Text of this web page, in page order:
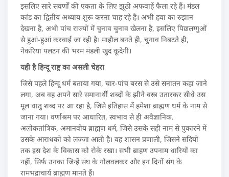
इसलिए सारे सवर्णों की एकता के लिए झूठी अफवाहें फैला रहे हैं। मंडल
कांड का द्वितीय अध्याय शुरू करना चाह रहे हैं। अभी हवा का रुझान
देखना है, अभी पांच राज्यों में चुनाव चुनाव खेलना है, इसलिए पिछलग्गुओं
से हुआं-हुआं करवाई जा रही है। माहौल बनते ही, चुनाव निबटते ही,
नेकरिया पलटन की भरम मंडली खुद कूदेगी।
यही है हिन्दू राष्ट्र का असली चेहरा
जिसे पहले हिन्दू धर्म बताया गया, चार-पांच बरस से उसे सनातन कहा जाने
लगा, अब वह अपने सारे समानार्थी शब्दों के झीने वस्त्र उतारकर सीधे उस
मूल धातु शब्द पर आ रहा है, जिसे इतिहास में हमेशा ब्राह्मण धर्म के नाम से
जाना गया। वर्णाश्रम पर आधारित, स्वभाव से ही अवैज्ञानिक.
अलोकतांत्रिक, अमानवीय ब्राह्मण धर्म, जिसे उसके सही नाम से पुकारने में
उसके आराधकों को लज्जा आती है। वह शासन प्रणाली, जिसने सदियों
तक इस देश के विकास को रोके रखा। सभी ब्राहण उपनाम धारियों का
नहीं, सिर्फ उनका जिन्हें संघ के गोलवलकर और इन दिनों संग के
रामभद्राचार्य ब्राह्मण मानते हैं।